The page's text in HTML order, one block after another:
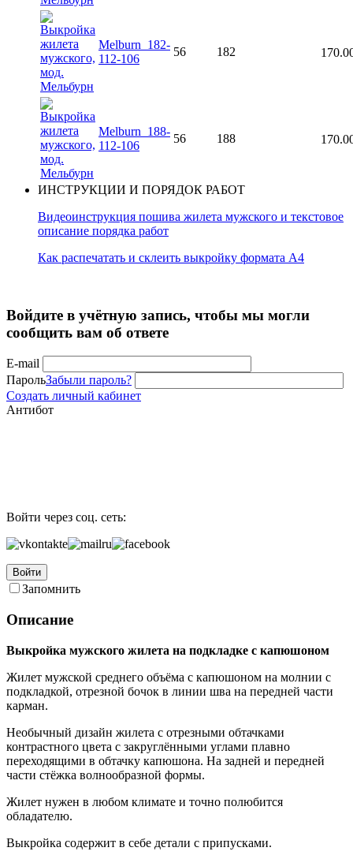
Melburn_182-
112-106
56 182
Melburn_188-
112-106
56 188
ИНСТРУКЦИИ И ПОРЯДОК РАБОТ
Видеоинструкция пошива жилета мужского и текстовое
описание порядка работ
Как распечатать и склеить выкройку формата А4
Войдите в учётную запись, чтобы мы могли
сообщить вам об ответе
E-mail
ПарольЗабыли пароль?
Создать личный кабинет
Антибот
Войти через соц. сеть:
Войти
Запомнить
Описание
Выкройка мужского жилета на подкладке с капюшоном
Жилет мужской среднего объёма с капюшоном на молнии с
подкладкой, отрезной бочок в линии шва на передней части
карман.
Необычный дизайн жилета с отрезными обтачками
контрастного цвета с закруглёнными углами плавно
переходящими в обтачку капюшона. На задней и передней
части стёжка волнообразной формы.
Жилет нужен в любом климате и точно полюбится
обладателю.
Выкройка содержит в себе детали с припусками.